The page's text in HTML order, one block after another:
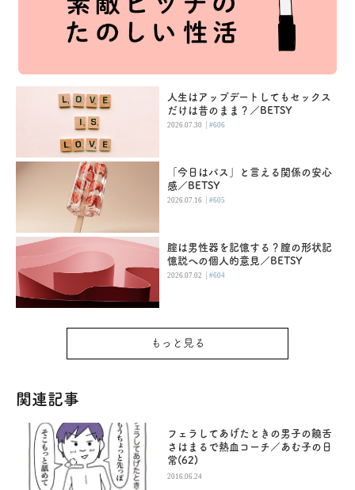
人生はアップデートしてもセックス
だけは昔のまま？／BETSY
2026.07.30 |#606
「今日はパス」と言える関係の安心
感／BETSY
2026.07.16 |#605
腟は男性器を記憶する？膣の形状記
憶説への個人的意見／BETSY
2026.07.02 |#604
もっと見る
関連記事
フェラしてあげたときの男子の饒舌
さはまるで熱血コーチ／あむ子の日
常(62)
2016.06.24